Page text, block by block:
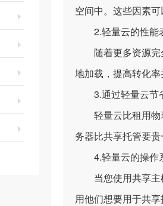
空间中。这些因素
2.轻量云的性能
随着更多资源完
地加载，提高转化
3.通过轻量云节
轻量云比租用物
务器比共享托管要
4.轻量云的操作
当您使用共享主
用他们想要用于共